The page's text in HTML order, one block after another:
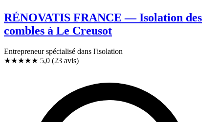
RÉNOVATIS FRANCE — Isolation des
combles à Le Creusot
Entrepreneur spécialisé dans l'isolation
★★★★★ 5,0 (23 avis)